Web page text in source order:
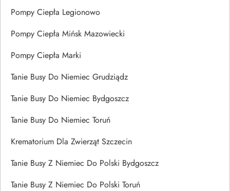
Pompy Ciepła Legionowo
Pompy Ciepła Mińsk Mazowiecki
Pompy Ciepła Marki
Tanie Busy Do Niemiec Grudziądz
Tanie Busy Do Niemiec Bydgoszcz
Tanie Busy Do Niemiec Toruń
Krematorium Dla Zwierząt Szczecin
Tanie Busy Z Niemiec Do Polski Bydgoszcz
Tanie Busy Z Niemiec Do Polski Toruń